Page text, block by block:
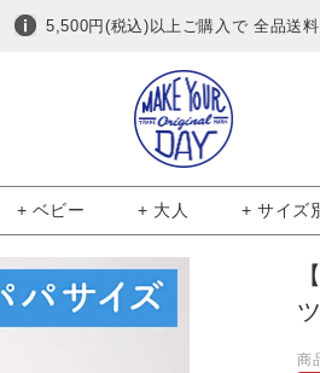
5,500円(税込)以上ご購入で 全品送
+ ベビー + 大人 + サイズ
商